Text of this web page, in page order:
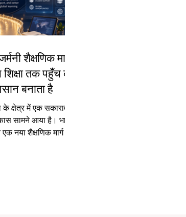
शैक्षणिक मार्ग
तक पहुँच को
बनाता है
के क्षेत्र में एक सकारात्मक
सामने आया है। भारत
नया शैक्षणिक मार्ग शुरू